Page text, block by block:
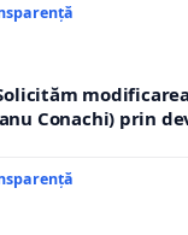
Conachi) prin
localităților!